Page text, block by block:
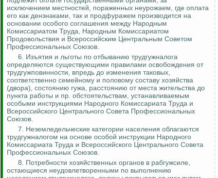
исключением местностей, пораженных неурожаем, где оплата
его как дензнаками, так и продфуражем производится на
основании особого соглашения между Народным
Комиссариатом Труда, Народным Комиссариатом
Продовольствия и Всероссийским Центральным Советом
Профессиональных Союзов.
6. Изъятия и льготы по отбыванию трудгужналога
определяются существующими правилами освобождения от
трудгужповинности, впредь до изменения таковых,
соответственно семейному и половому составу хозяйства
(двора), состоянию гужа, расстоянию от места жительства до
пункта работы и пр. обстоятельствам, устанавливаемым
особыми инструкциями Народного Комиссариата Труда и
Всероссийского Центрального Совета Профессиональных
Союзов.
7. Неземледельческие категории населения облагаются
трудгужналогом на основе особой инструкции Народного
Комиссариата Труда и Всероссийского Центрального Совета
Профессиональных Союзов.
8. Потребности хозяйственных органов в рабгужсиле,
остающиеся неудовлетворенными по выполнению